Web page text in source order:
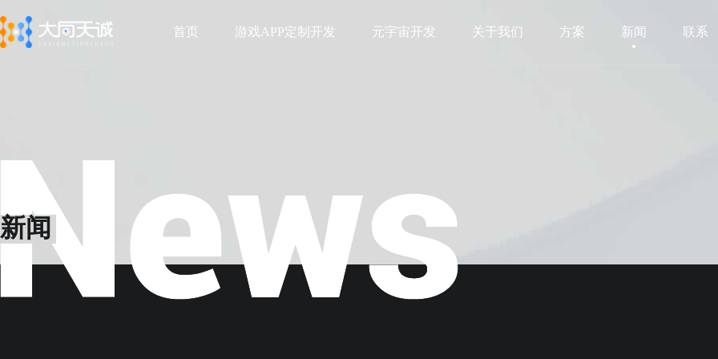
首页 游戏APP定制开发 元宇宙开发 关于我们 方案 新闻 联系
新闻